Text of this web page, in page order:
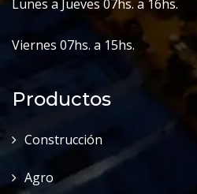
Lunes a Jueves 07hs. a 16hs.
Viernes 07hs. a 15hs.
Productos
Construcción
Agro